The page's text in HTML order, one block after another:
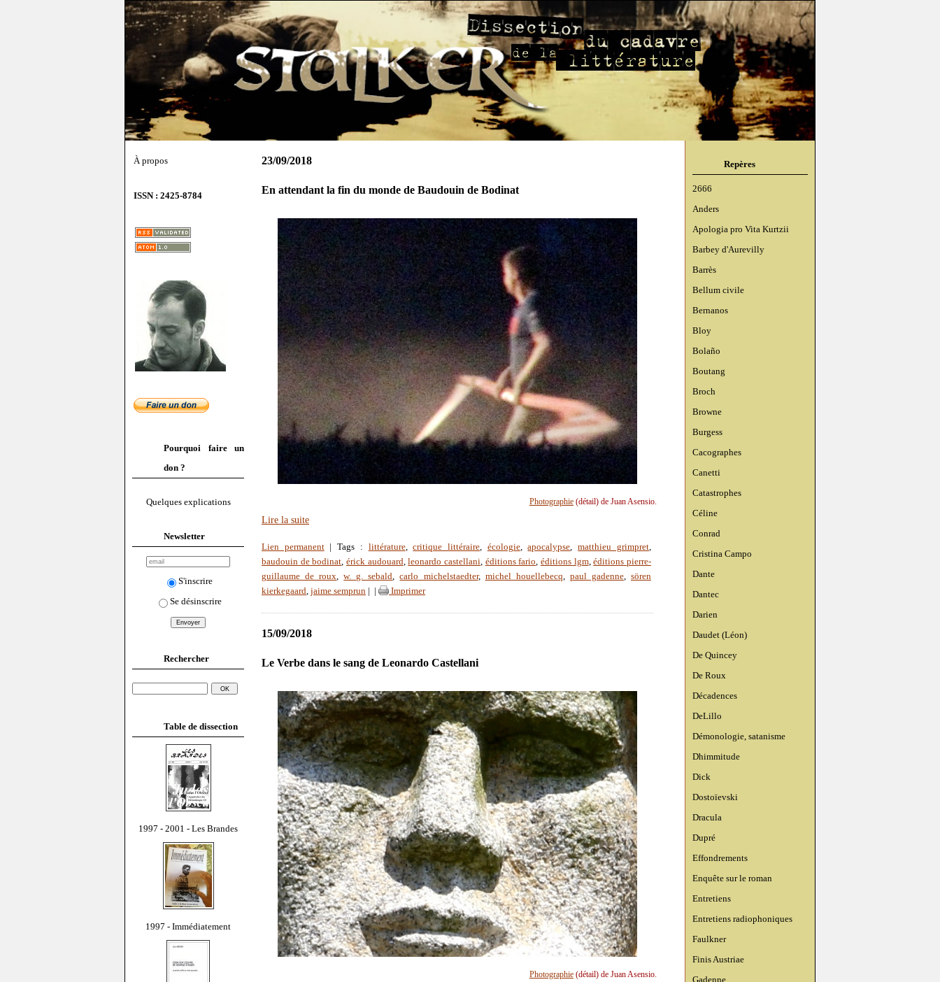
À propos
ISSN : 2425-8784
Pourquoi faire un
don ?
Quelques explications
Newsletter
S'inscrire
Se désinscrire
Rechercher
Table de dissection
1997 - 2001 - Les Brandes
1997 - Immédiatement
Repères
2666
Anders
Apologia pro Vita Kurtzii
Barbey d'Aurevilly
Barrès
Bellum civile
Bernanos
Bloy
Bolaño
Boutang
Broch
Browne
Burgess
Cacographes
Canetti
Catastrophes
Céline
Conrad
Cristina Campo
Dante
Dantec
Darien
Daudet (Léon)
De Quincey
De Roux
Décadences
DeLillo
Démonologie, satanisme
Dhimmitude
Dick
Dostoïevski
Dracula
Dupré
Effondrements
Enquête sur le roman
Entretiens
Entretiens radiophoniques
Faulkner
Finis Austriae
Gadenne
23/09/2018
En attendant la fin du monde de Baudouin de Bodinat
Photographie(détail) de Juan Asensio.
Lire la suite
Lien permanent| Tags : littérature,critique littéraire, écologie,apocalypse,matthieu grimpret,
baudouin de bodinat, érick audouard,leonardo castellani, éditions fario, éditions lgm,éditions pierre-
guillaume de roux,w. g. sebald,carlo michelstaedter, michel houellebecq, paul gadenne, sören
kierkegaard, jaime semprun Imprimer
15/09/2018
Le Verbe dans le sang de Leonardo Castellani
Photographie(détail) de Juan Asensio.